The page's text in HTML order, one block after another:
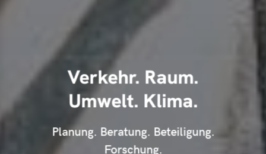
Verkehr. Raum.
Umwelt. Klima.
Planung. Beratung. Beteiligung.
Forschung.